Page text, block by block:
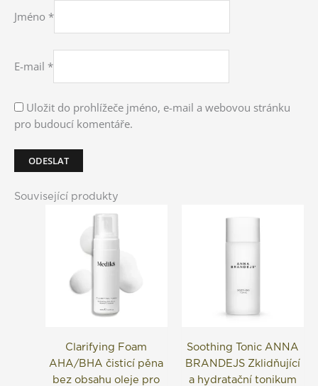
Jméno *
E-mail *
Uložit do prohlížeče jméno, e-mail a webovou stránku
pro budoucí komentáře.
Související produkty
Clarifying Foam
AHA/BHA čisticí pěna
bez obsahu oleje pro
Soothing Tonic ANNA
BRANDEJS Zklidňující
a hydratační tonikum